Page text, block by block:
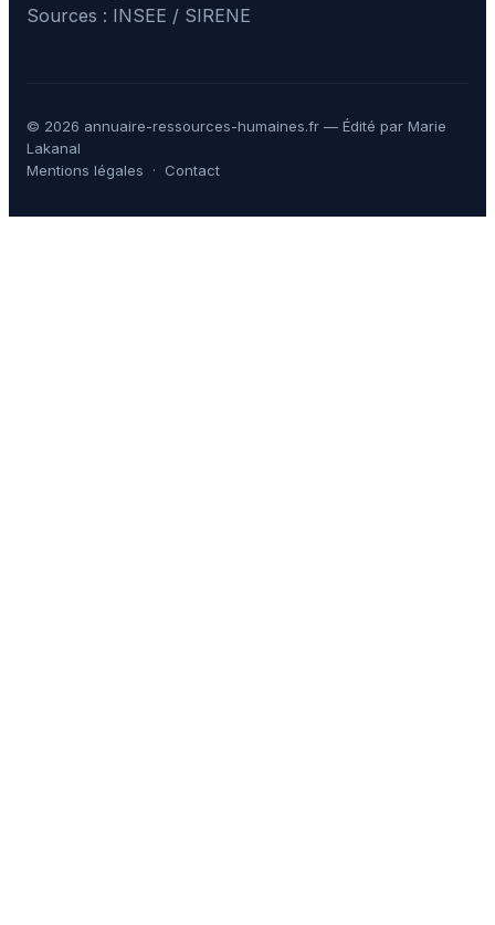
Sources : INSEE / SIRENE
© 2026 annuaire-ressources-humaines.fr — Édité par Marie
Lakanal
Mentions légales · Contact